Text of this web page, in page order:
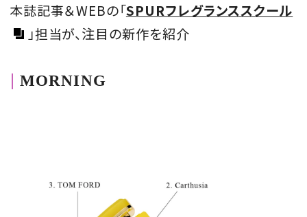
本誌記事＆WEBの「SPURフレグランススクール
」担当が、注目の新作を紹介
MORNING